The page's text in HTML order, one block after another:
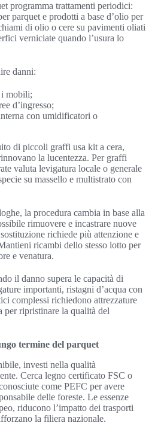
programma trattamenti periodici:
parquet e prodotti a base d’olio per
di olio o cere su pavimenti oliati
verniciate quando l’usura lo
danni:
mobili;
d’ingresso;
con umidificatori o
di piccoli graffi usa kit a cera,
la lucentezza. Per graffi
valuta levigatura locale o generale
su massello e multistrato con
la procedura cambia in base alla
rimuovere e incastrare nuove
richiede più attenzione e
ricambi dello stesso lotto per
e venatura.
il danno supera le capacità di
importanti, ristagni d’acqua con
complessi richiedono attrezzature
per ripristinare la qualità del
termine del parquet
investi nella qualità
Cerca legno certificato FSC o
come PEFC per avere
delle foreste. Le essenze
riducono l’impatto dei trasporti
la filiera nazionale.